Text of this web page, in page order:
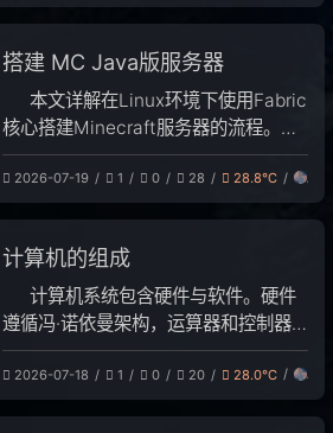
涵盖基础语法（上下标、分数、根
量、对数、极限和积分等进阶结构。文
章还讲解了矩阵、分段函数环境及自适
应括号等特殊命令，并附录了希腊字
母、三角函数等常用符号速查表，旨在
帮助用户准确、高效地编写数学公式。
搭建 MC Java版服务器
本文详解在Linux环境下使用Fabric
核心搭建Minecraft服务器的流程。搭
建需JRE17环境及开放25565端口，涵
盖下载启动器、同意EULA、配置内存
脚本及server.properties等步骤。文章
线登录，并区分了双端与服务端模组的
安装规范。此外，提供了客户端连接指
南及解决版本不兼容、无效会话等常见
故障的方案。
2026-07-19 1 0 28 28.8℃
计算机的组成
计算机系统包含硬件与软件。硬件
遵循冯·诺依曼架构，运算器和控制器
合称CPU，负责计算与调度；存储器分
内存和外存，分别承担临时及永久存
储；输入输出设备实现人机交互。实体
2026-07-18 1 0 20 28.0℃